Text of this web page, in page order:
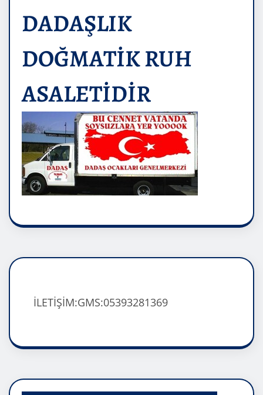
DADAŞLIK
DOĞMATİK RUH
ASALETİDİR
İLETİŞİM:GMS:05393281369